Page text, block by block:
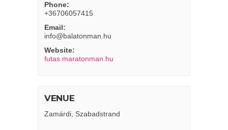
Phone:
+36706057415
Email:
info@balatonman.hu
Website:
futas.maratonman.hu
VENUE
Zamárdi, Szabadstrand